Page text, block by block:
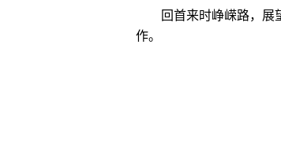
回首来时峥嵘路，展望
作。